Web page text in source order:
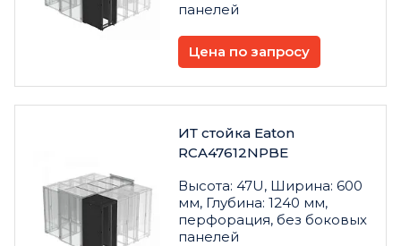
панелей
Цена по запросу
ИТ стойка Eaton
RCA47612NPBE
Высота: 47U, Ширина: 600
мм, Глубина: 1240 мм,
перфорация, без боковых
панелей